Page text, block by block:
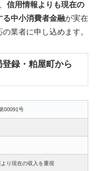
信用情報よりも現在の
る中小消費者金融が実在
業者に申し込めます。
録・粕屋町から
00091号
り現在の収入を重視